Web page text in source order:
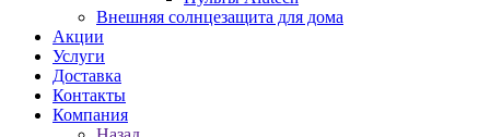
Внешняя солнцезащита для дома
Акции
Услуги
Доставка
Контакты
Компания